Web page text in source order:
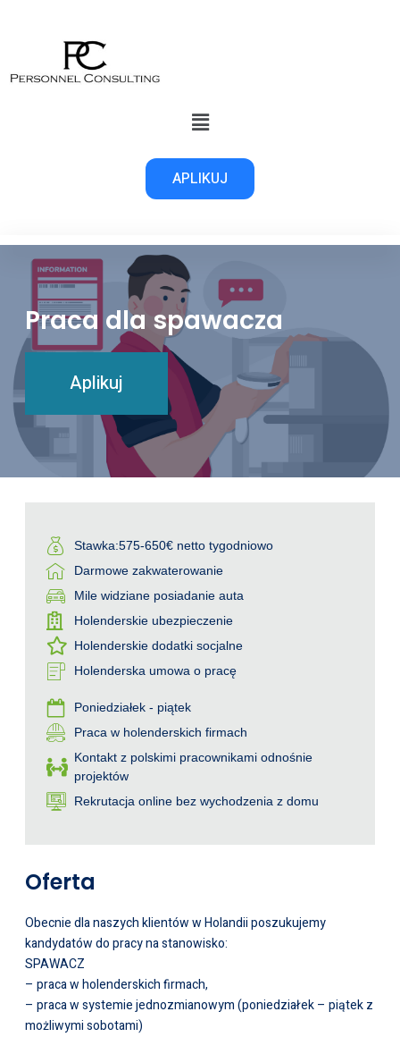
APLIKUJ
Praca dla spawacza
Aplikuj
Stawka:575-650€ netto tygodniowo
Darmowe zakwaterowanie
Mile widziane posiadanie auta
Holenderskie ubezpieczenie
Holenderskie dodatki socjalne
Holenderska umowa o pracę
Poniedziałek - piątek
Praca w holenderskich firmach
Kontakt z polskimi pracownikami odnośnie
projektów
Rekrutacja online bez wychodzenia z domu
Oferta
Obecnie dla naszych klientów w Holandii poszukujemy
kandydatów do pracy na stanowisko:
SPAWACZ
– praca w holenderskich firmach,
– praca w systemie jednozmianowym (poniedziałek – piątek z
możliwymi sobotami)